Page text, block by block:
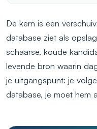
De kern is een
database ziet als
schaarse, koude
levende bron waarin
je uitgangspunt: je
database, je moet hem